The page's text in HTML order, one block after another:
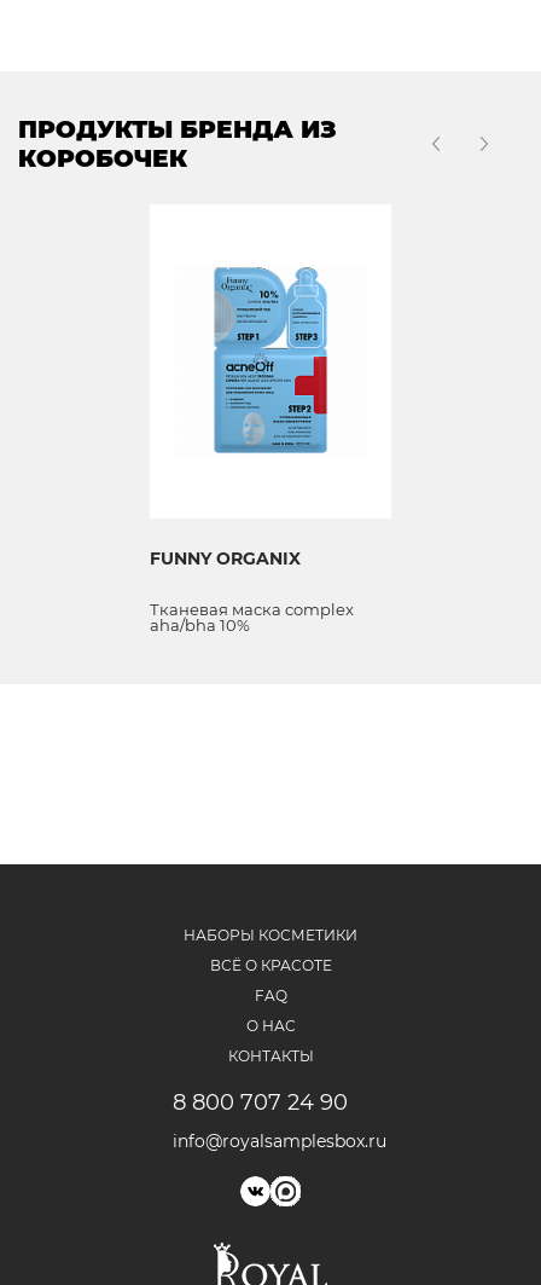
ПРОДУКТЫ БРЕНДА ИЗ
КОРОБОЧЕК
FUNNY ORGANIX
Тканевая маска complex
aha/bha 10%
НАБОРЫ КОСМЕТИКИ
ВСЁ О КРАСОТЕ
FAQ
О НАС
КОНТАКТЫ
8 800 707 24 90
info@royalsamplesbox.ru